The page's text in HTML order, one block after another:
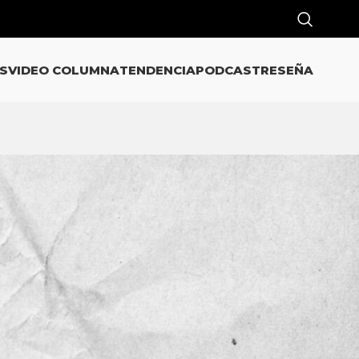
VIDEO COLUMNATENDENCIAPODCASTRESEÑA